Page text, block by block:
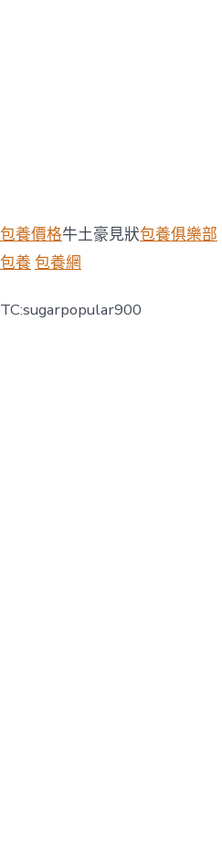
包養價格牛土豪見狀包養俱樂部
包養 包養網
TC:sugarpopular900